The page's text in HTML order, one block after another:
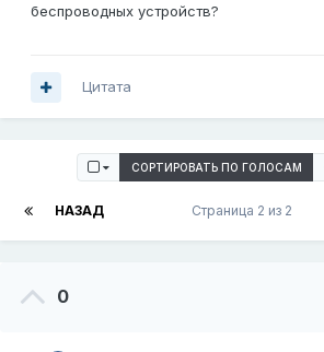
беспроводных устройств?
Цитата
СОРТИРОВАТЬ ПО ГОЛОСАМ
НАЗАД Страница 2 из 2
0